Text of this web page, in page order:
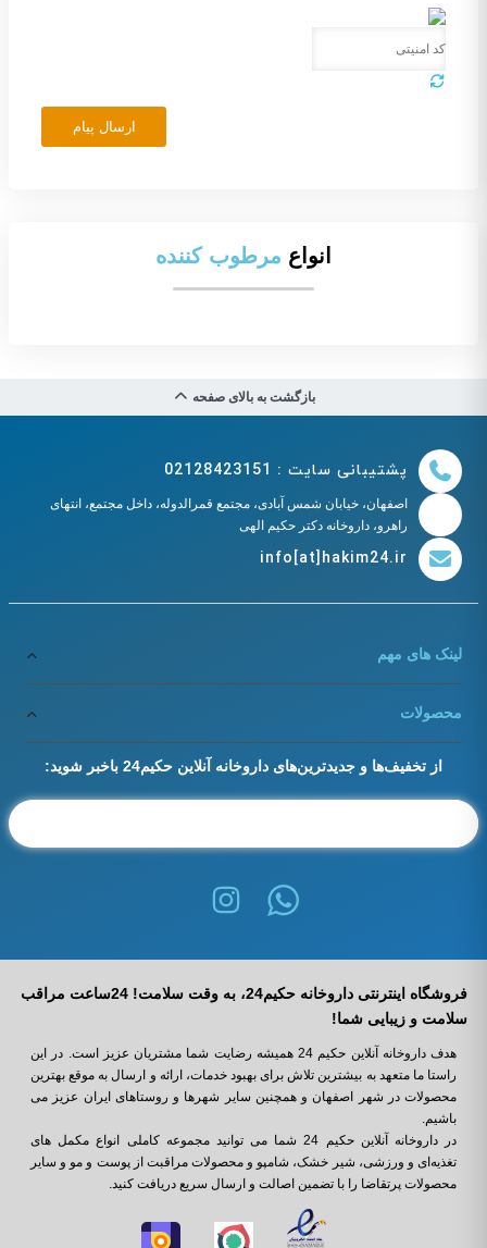
ارسال پیام
انواع مرطوب کننده
بازگشت به بالای صفحه
پشتیبانی سایت : 02128423151
اصفهان، خیابان شمس آبادی، مجتمع قمرالدوله، داخل مجتمع، انتهای
راهرو، داروخانه دکتر حکیم الهی
info[at]hakim24.ir
لینک های مهم
محصولات
از تخفیف‌ها و جدیدترین‌های داروخانه آنلاین حکیم24 باخبر شوید:
فروشگاه اینترنتی داروخانه حکیم24، به وقت سلامت! 24ساعت مراقب
سلامت و زیبایی شما!
هدف داروخانه آنلاین حکیم 24 همیشه رضایت شما مشتریان عزیز است. در این
راستا ما متعهد به بیشترین تلاش برای بهبود خدمات، ارائه و ارسال به موقع بهترین
محصولات در شهر اصفهان و همچنین سایر شهرها و روستاهای ایران عزیز می
باشیم.
در داروخانه آنلاین حکیم 24 شما می ‌توانید مجموعه کاملی انواع مکمل‌ های
تغذیه‌ای و ورزشی، شیر خشک، شامپو و محصولات مراقبت از پوست و مو و سایر
محصولات پرتقاضا را با تضمین اصالت و ارسال سریع دریافت کنید.